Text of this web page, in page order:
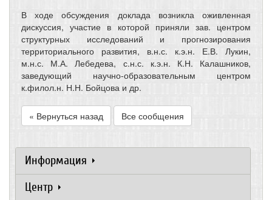
В ходе обсуждения доклада возникла оживленная
дискуссия, участие в которой приняли зав. центром
структурных исследований и прогнозирования
территориального развития, в.н.с. к.э.н. Е.В. Лукин,
м.н.с. М.А. Лебедева, с.н.с. к.э.н. К.Н. Калашников,
заведующий научно-образовательным центром
к.филол.н. Н.Н. Бойцова и др.
« Вернуться назад Все сообщения
Информация
Центр